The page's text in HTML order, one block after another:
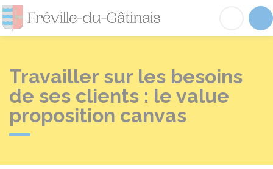
Fréville-du-
Travailler sur les besoins
de ses clients : le value
proposition canvas